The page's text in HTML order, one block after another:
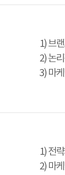
1) 브
2) 논
3) 마
1) 전
2) 마